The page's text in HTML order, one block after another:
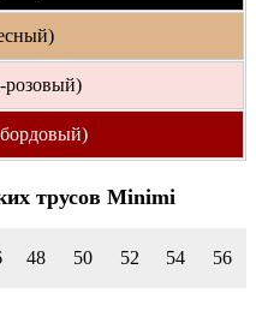
розовый)
трусов Minimi
48 50 52 54
56